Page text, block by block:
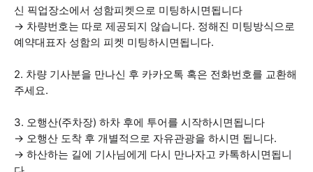
신 픽업장소에서 성함피켓으로 미팅하시면됩니다
→ 차량번호는 따로 제공되지 않습니다. 정해진 미팅방식으로
예약대표자 성함의 피켓 미팅하시면됩니다.
2. 차량 기사분을 만나신 후 카카오톡 혹은 전화번호를 교환해
주세요.
3. 오행산(주차장) 하차 후에 투어를 시작하시면됩니다
→ 오행산 도착 후 개별적으로 자유관광을 하시면 됩니다.
→ 하산하는 길에 기사님에게 다시 만나자고 카톡하시면됩니